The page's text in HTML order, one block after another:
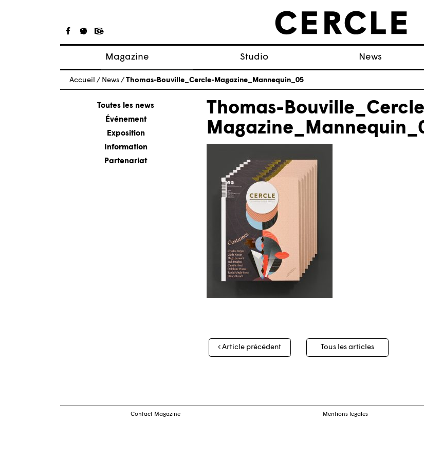
Magazine
Articles
À propos
Numéros
Studio News
Accueil / News / Thomas-Bouville_Cercle-Magazine_Mannequin_05
Toutes les news
Événement
Exposition
Information
Partenariat
Thomas-
Navigation
des
Article précédent Tous les articles
Contact Magazine Mentions légales